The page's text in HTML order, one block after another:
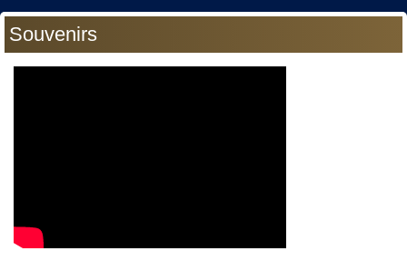
Souvenirs